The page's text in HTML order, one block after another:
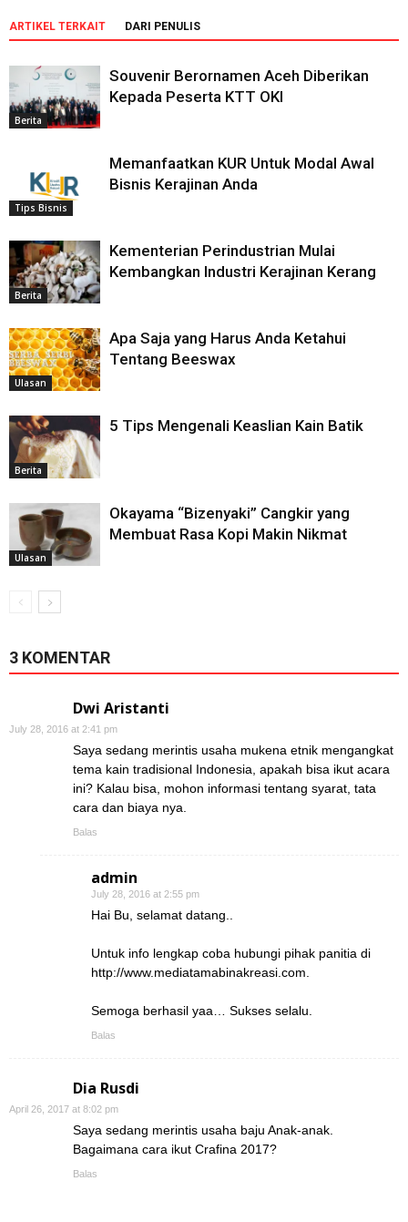
ARTIKEL TERKAIT DARI PENULIS
Berita
Souvenir Berornamen Aceh Diberikan
Kepada Peserta KTT OKI
Tips Bisnis
Memanfaatkan KUR Untuk Modal Awal
Bisnis Kerajinan Anda
Berita
Kementerian Perindustrian Mulai
Kembangkan Industri Kerajinan Kerang
Ulasan
Apa Saja yang Harus Anda Ketahui
Tentang Beeswax
Berita
5 Tips Mengenali Keaslian Kain Batik
Ulasan
Okayama “Bizenyaki” Cangkir yang
Membuat Rasa Kopi Makin Nikmat
3 KOMENTAR
Dwi Aristanti
July 28, 2016 at 2:41 pm
Saya sedang merintis usaha mukena etnik mengangkat
tema kain tradisional Indonesia, apakah bisa ikut acara
ini? Kalau bisa, mohon informasi tentang syarat, tata
cara dan biaya nya.
Balas
admin
July 28, 2016 at 2:55 pm
Hai Bu, selamat datang..
Untuk info lengkap coba hubungi pihak panitia di
http://www.mediatamabinakreasi.com.
Semoga berhasil yaa… Sukses selalu.
Balas
Dia Rusdi
April 26, 2017 at 8:02 pm
Saya sedang merintis usaha baju Anak-anak.
Bagaimana cara ikut Crafina 2017?
Balas